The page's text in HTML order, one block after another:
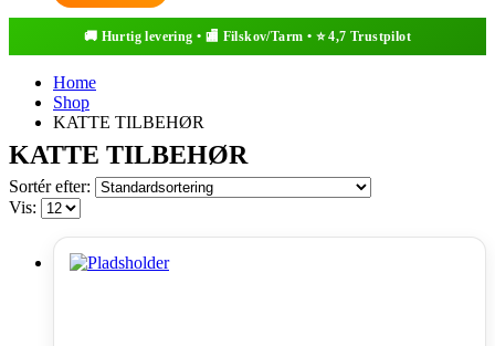
Home
Shop
KATTE TILBEHØR
KATTE TILBEHØR
Sortér efter:
Vis: